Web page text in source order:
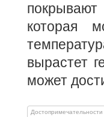
которая
вырастет
может
Достопримечательности